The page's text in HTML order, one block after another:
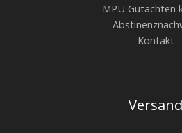
MPU Gutachten
Kontakt
Versand